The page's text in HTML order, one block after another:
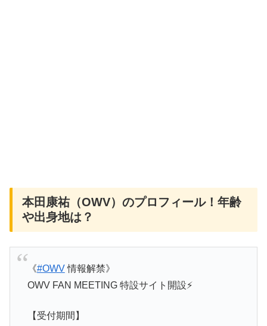
本田康祐（OWV）のプロフィール！年齢
や出身地は？
《#OWV情報解禁》
OWV FAN MEETING 特設サイト開設⚡️
【受付期間】